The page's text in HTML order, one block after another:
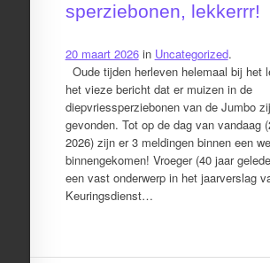
sperziebonen, lekkerrr!
20 maart 2026in Uncategorized.
Oude tijden herleven helemaal bij het
het vieze bericht dat er muizen in de
diepvriessperziebonen van de Jumbo
gevonden. Tot op de dag van vandaag
2026) zijn er 3 meldingen binnen een
binnengekomen! Vroeger (40 jaar
een vast onderwerp in het jaarverslag
Keuringsdienst…